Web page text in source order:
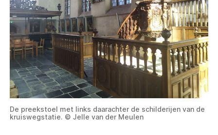
De preekstoel met links daarachter de schilderijen van de
kruiswegstatie. © Jelle van der Meulen